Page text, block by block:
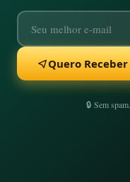
Quero Receber
🔒 Sem